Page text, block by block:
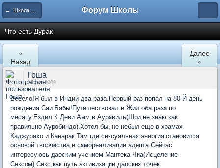
← Школа Холистического Сознания Форум Школы
Что есть Дурак
«
Назад
Далее
»
Гоша
10 окт 2009
Весело!Я был в Индии два раза.Первый раз попал на 80-Й день
рождения Саи Бабы!Путешествовал и Жил оба раза по
месяцу.Ездил К Деви Амм,в Ауравиль(Шри,не знаю как
правильно Ауробиндо).Хотел бы, не небыл еще в храмах
Каджурахо и Канарак.Там где сексуальная энергия становится
основой творчества и самореализации адепта.Сейчас
интересуюсь даоским учением Мантека Чиа(Исцеление
Сексом).Секс,как путь активизации даоских точек